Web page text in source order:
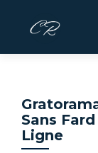
i
Sans
Ligne